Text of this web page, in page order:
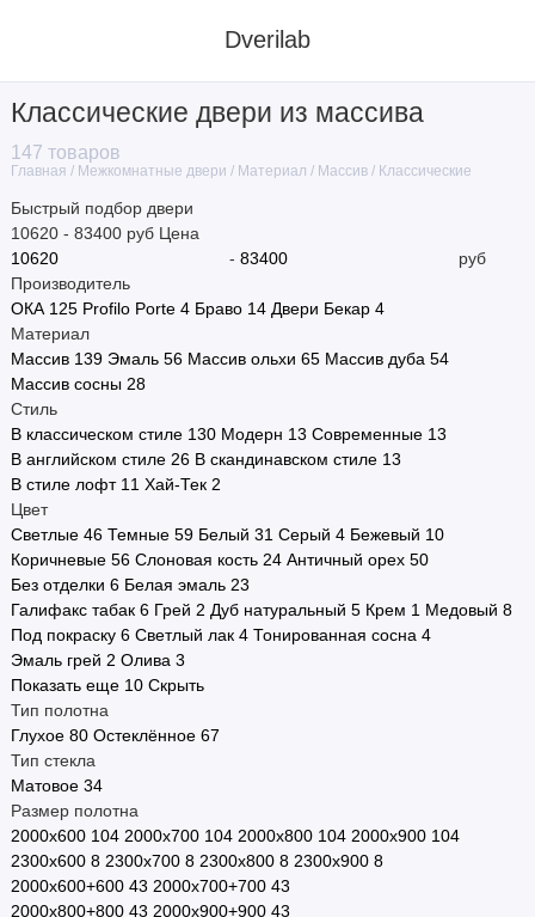
Dverilab
Классические двери из массива
147 товаров
Главная Межкомнатные двери Материал Массив Классические
Цвет
Назначение
Тип полотна
Размер
Стоимость
Страна производства
Двери в наличии
Двери по городам
Быстрый подбор двери
10620 - 83400 руб Цена
-
руб
Производитель
ОКА 125 Profilo Porte 4 Браво 14 Двери Бекар 4
Материал
Массив 139 Эмаль 56 Массив ольхи 65 Массив дуба 54
Массив сосны 28
Стиль
В классическом стиле 130 Модерн 13 Современные 13
В английском стиле 26 В скандинавском стиле 13
В стиле лофт 11 Хай-Тек 2
Цвет
Светлые 46 Темные 59 Белый 31 Серый 4 Бежевый 10
Коричневые 56 Слоновая кость 24 Античный орех 50
Без отделки 6 Белая эмаль 23
Галифакс табак 6 Грей 2 Дуб натуральный 5 Крем 1 Медовый 8
Под покраску 6 Светлый лак 4 Тонированная сосна 4
Эмаль грей 2 Олива 3
Показать еще 10 Скрыть
Тип полотна
Глухое 80 Остеклённое 67
Тип стекла
Матовое 34
Размер полотна
2000х600 104 2000х700 104 2000х800 104 2000х900 104
2300х600 8 2300х700 8 2300х800 8 2300х900 8
2000х600+600 43 2000х700+700 43
2000х800+800 43 2000х900+900 43